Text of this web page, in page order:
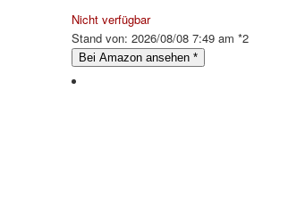
Nicht verfügbar
Stand von: 2026/08/08 7:49 am *2
Bei Amazon ansehen *